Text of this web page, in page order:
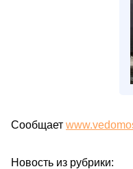
Сообщает
Новость из рубрики: